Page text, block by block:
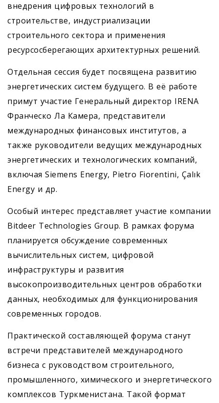
внедрения цифровых технологий в
строительстве, индустриализации
строительного сектора и применения
ресурсосберегающих архитектурных решений.
Отдельная сессия будет посвящена развитию
энергетических систем будущего. В её работе
примут участие Генеральный директор IRENA
Франческо Ла Камера, представители
международных финансовых институтов, а
также руководители ведущих международных
энергетических и технологических компаний,
включая Siemens Energy, Pietro Fiorentini, Çalık
Energy и др.
Особый интерес представляет участие компании
Bitdeer Technologies Group. В рамках форума
планируется обсуждение современных
вычислительных систем, цифровой
инфраструктуры и развития
высокопроизводительных центров обработки
данных, необходимых для функционирования
современных городов.
Практической составляющей форума станут
встречи представителей международного
бизнеса с руководством строительного,
промышленного, химического и энергетического
комплексов Туркменистана. Такой формат